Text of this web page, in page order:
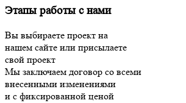
Этапы работы с нами
Вы выбираете проект на
нашем сайте или присылаете
свой проект
Мы заключаем договор со всеми
внесенными изменениями
и с фиксированной ценой